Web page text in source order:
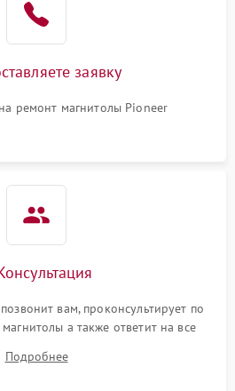
заявку
ремонт магнитолы Pioneer
вам, проконсультирует по
а также ответит на все
Подробнее